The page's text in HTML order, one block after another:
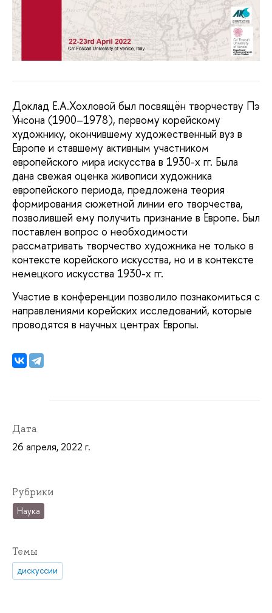
Доклад Е.А.Хохловой был посвящён творчеству Пэ
Унсона (1900–1978), первому корейскому
художнику, окончившему художественный вуз в
Европе и ставшему активным участником
европейского мира искусства в 1930-х гг. Была
дана свежая оценка живописи художника
европейского периода, предложена теория
формирования сюжетной линии его творчества,
позволившей ему получить признание в Европе. Был
поставлен вопрос о необходимости
рассматривать творчество художника не только в
контексте корейского искусства, но и в контексте
немецкого искусства 1930-х гг.
Участие в конференции позволило познакомиться с
направлениями корейских исследований, которые
проводятся в научных центрах Европы.
Дата
26 апреля, 2022 г.
Рубрики
Наука
Темы
дискуссии